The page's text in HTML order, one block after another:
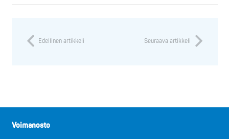
Edellinen artikkeli Seuraava artikkeli
Voimanosto